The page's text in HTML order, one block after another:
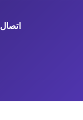
اتصال